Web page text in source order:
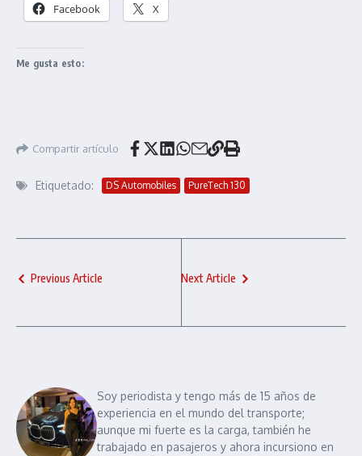
Facebook X
Me gusta esto:
Compartir artículo
Etiquetado: DS Automobiles PureTech 130
Previous Article Next Article
Soy periodista y tengo más de 15 años de
experiencia en el mundo del transporte;
aunque mi fuerte es la carga, también he
trabajado en pasajeros y ahora incursiono en